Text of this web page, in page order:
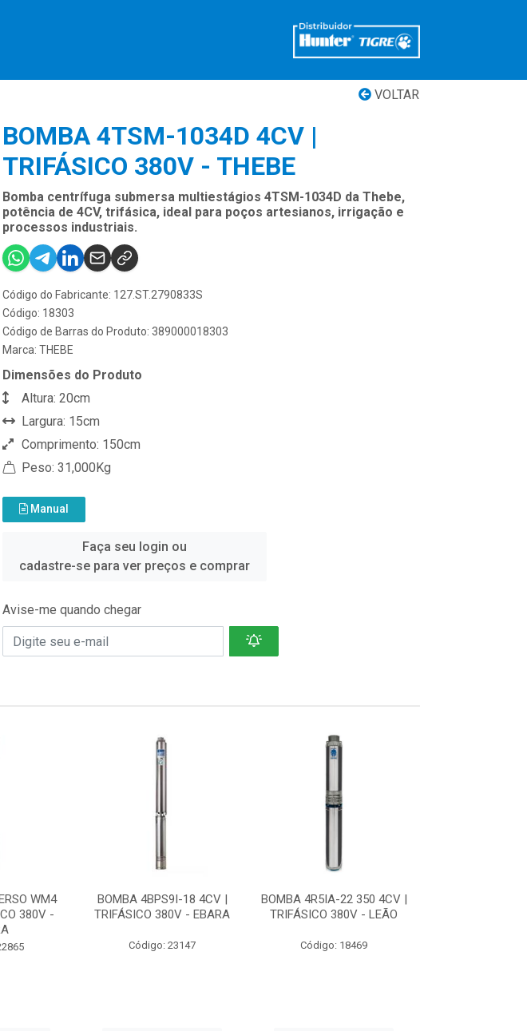
VOLTAR
BOMBA 4TSM-1034D 4CV |
TRIFÁSICO 380V - THEBE
Bomba centrífuga submersa multiestágios 4TSM-1034D da Thebe,
potência de 4CV, trifásica, ideal para poços artesianos, irrigação e
processos industriais.
Código do Fabricante: 127.ST.2790833S
Código: 18303
Código de Barras do Produto: 389000018303
Marca: THEBE
Dimensões do Produto
Altura: 20cm
Largura: 15cm
Comprimento: 150cm
Peso: 31,000Kg
Manual
Faça seu login ou
cadastre-se para ver preços e comprar
Avise-me quando chegar
WM4
380V -
BOMBA 4BPS9I-18 4CV |
TRIFÁSICO 380V - EBARA
Código: 23147
BOMBA 4R5IA-22 350 4CV |
TRIFÁSICO 380V - LEÃO
Código: 18469